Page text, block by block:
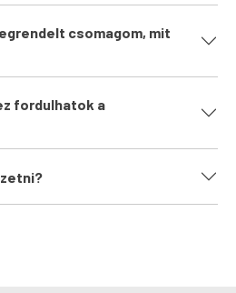
csomagom, mit
fordulhatok a